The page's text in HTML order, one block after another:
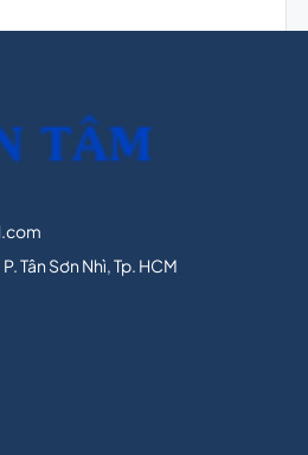
Tân Sơn Nhì, Tp. HCM